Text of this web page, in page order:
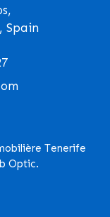
Spain
Tenerife
Optic.